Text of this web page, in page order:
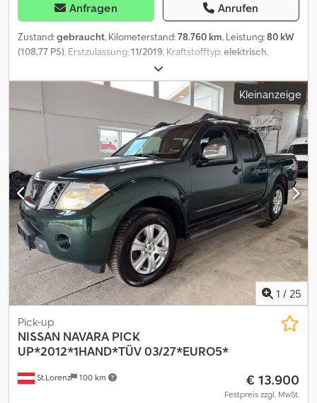
Anfragen Anrufen
Zustand:gebraucht, Kilometerstand:78.760 km, Leistung:80 kW
(108,77 PS), Erstzulassung:11/2019, Kraftstofftyp:elektrisch,
, Farbe:Weiß
Anzahl der Sitzplätze:2, Gesamtlänge:4.560 mm, Gesamtbreite:
1.850 mm, Ausstattung:ABS,
Klimaanlage, Zentralverriegelung
, * NISSAN e-NV200 Elektro
KASTENWAGEN * FIN : VSKHAAME0U0613928 * EG - 1597 KG *
NTZ - 700 KG * GG - 2510 KG * Interne NR : 74 * Alle angaben ohne
Gewähr * Tippfehler und Zwischenverkauf vorbehalten
Chedpfxszn Ezao Aglsa * PREIS NETTO
Kleinanzeige
1 / 25
St.Lorenz 100 km
Pick-up
NISSAN NAVARA PICK
UP*2012*1HAND*TÜV 03/27*EURO5*
€ 13.900
Festpreis zzgl. MwSt.